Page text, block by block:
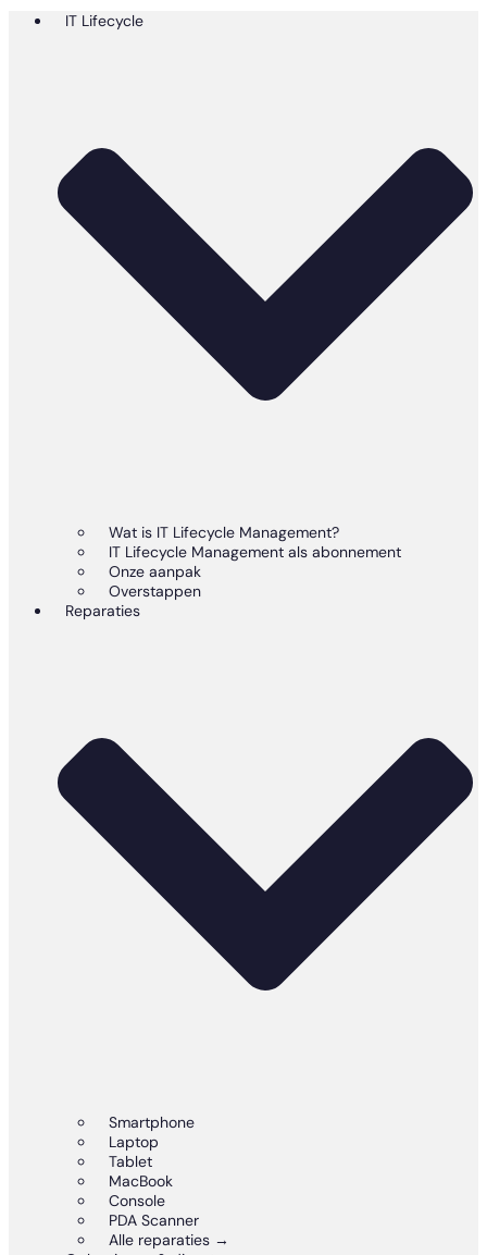
IT Lifecycle
Wat is IT Lifecycle Management?
IT Lifecycle Management als abonnement
Onze aanpak
Overstappen
Reparaties
Smartphone
Laptop
Tablet
MacBook
Console
PDA Scanner
Alle reparaties →